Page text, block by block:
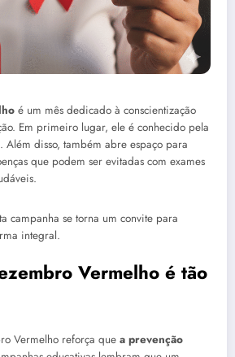
é um mês dedicado à conscientização
Em primeiro lugar, ele é conhecido pela
Além disso, também abre espaço para
que podem ser evitadas com exames
campanha se torna um convite para
integral.
Vermelho é tão
Vermelho reforça que a prevenção